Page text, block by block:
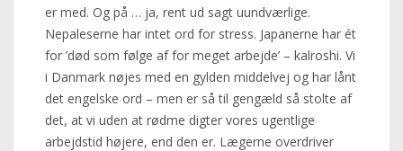
er med. Og på … ja, rent ud sagt uundværlige.
Nepaleserne har intet ord for stress. Japanerne har ét
for ’død som følge af for meget arbejde’ – kalroshi. Vi
i Danmark nøjes med en gylden middelvej og har lånt
det engelske ord – men er så til gengæld så stolte af
det, at vi uden at rødme digter vores ugentlige
arbejdstid højere, end den er. Lægerne overdriver